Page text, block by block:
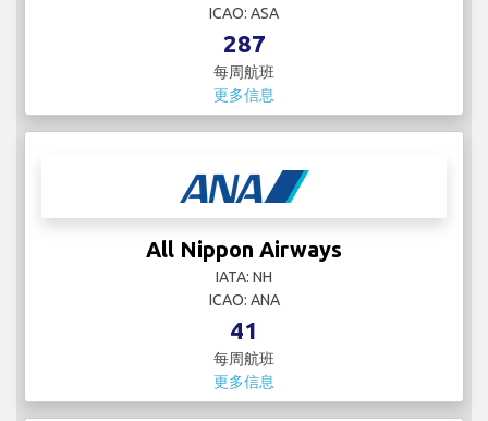
ICAO: ASA
287
每周航班
更多信息
All Nippon Airways
IATA: NH
ICAO: ANA
41
每周航班
更多信息